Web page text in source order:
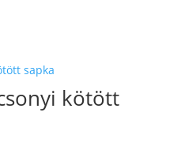
kötött